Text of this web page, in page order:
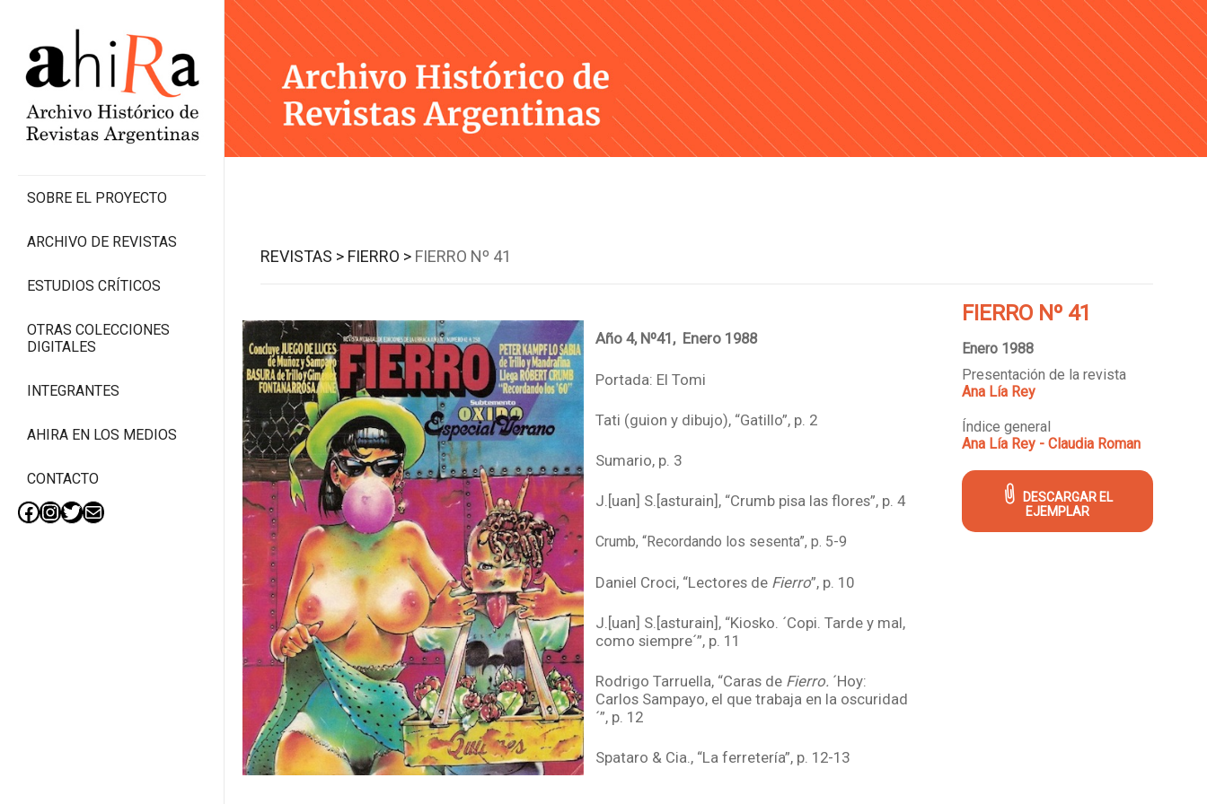
Skip
to
content
SOBRE EL PROYECTO
ARCHIVO DE REVISTAS
ESTUDIOS CRÍTICOS
OTRAS COLECCIONES
DIGITALES
INTEGRANTES
AHIRA EN LOS MEDIOS
CONTACTO
Facebook
Instagram
Twitter
Mail
REVISTAS > FIERRO > FIERRO Nº 41
Año 4, Nº41, Enero 1988
Portada: El Tomi
Tati (guion y dibujo), “Gatillo”, p. 2
Sumario, p. 3
J.[uan] S.[asturain], “Crumb pisa las flores”, p. 4
Crumb, “Recordando los sesenta”, p. 5-9
Daniel Croci, “Lectores de Fierro”, p. 10
J.[uan] S.[asturain], “Kiosko. ´Copi. Tarde y mal,
como siempre´”, p. 11
Rodrigo Tarruella, “Caras de Fierro. ´Hoy:
Carlos Sampayo, el que trabaja en la oscuridad
´”, p. 12
Spataro & Cia., “La ferretería”, p. 12-13
FIERRO Nº 41
Enero 1988
Presentación de la revista
Ana Lía Rey
Índice general
Ana Lía Rey - Claudia Roman
DESCARGAR EL
EJEMPLAR